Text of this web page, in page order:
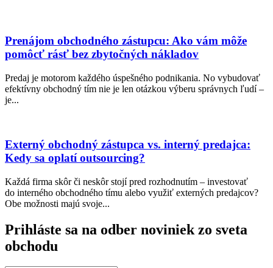
Prenájom obchodného zástupcu: Ako vám môže
pomôcť rásť bez zbytočných nákladov
Predaj je motorom každého úspešného podnikania. No vybudovať
efektívny obchodný tím nie je len otázkou výberu správnych ľudí –
je...
Externý obchodný zástupca vs. interný predajca:
Kedy sa oplatí outsourcing?
Každá firma skôr či neskôr stojí pred rozhodnutím – investovať
do interného obchodného tímu alebo využiť externých predajcov?
Obe možnosti majú svoje...
Prihláste sa na odber noviniek zo sveta
obchodu